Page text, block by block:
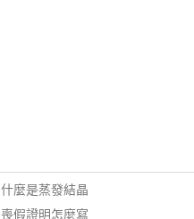
什麼是蒸發結晶
喪假證明怎麼寫